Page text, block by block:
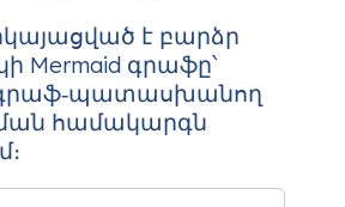
է բարձր
Mermaid գրաֆը՝
գրաֆ‑պատասխանող
համակարգն